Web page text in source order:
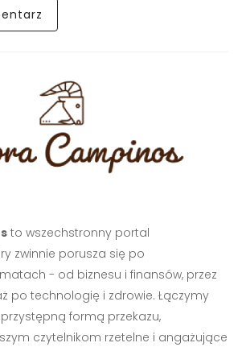
to wszechstronny portal
zwinnie porusza się po
- od biznesu i finansów, przez
po technologię i zdrowie. Łączymy
formą przekazu,
czytelnikom rzetelne i angażujące